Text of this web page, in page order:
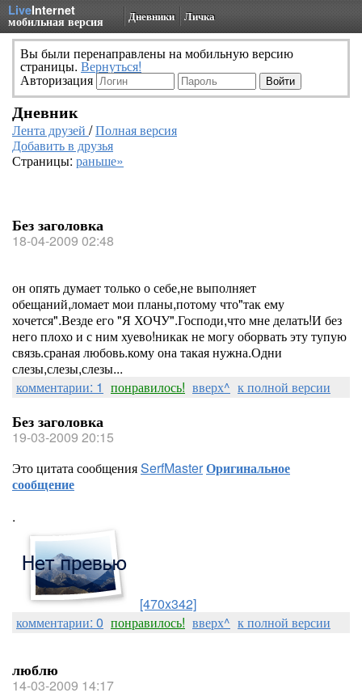
LiveInternet
мобильная версия Дневники Личка
Вы были перенаправлены на мобильную версию
страницы. Вернуться!
Авторизация
Дневник
Лента друзей /Полная версия
Добавить в друзья
Страницы: раньше»
Без заголовка
18-04-2009 02:48
он опять думает только о себе,не выполняет
обещаний,ломает мои планы,потому что"так ему
хочется".Везде его "Я ХОЧУ".Господи,что мне делать!И без
него плохо и с ним хуево!никак не могу оборвать эту тупую
связь.сраная любовь.кому она такая нужна.Одни
слезы,слезы,слезы...
комментарии: 1 понравилось! вверх^ к полной версии
Без заголовка
19-03-2009 20:15
Это цитата сообщенияSerfMasterОригинальное
сообщение
.
[470x342]
комментарии: 0 понравилось! вверх^ к полной версии
люблю
14-03-2009 14:17